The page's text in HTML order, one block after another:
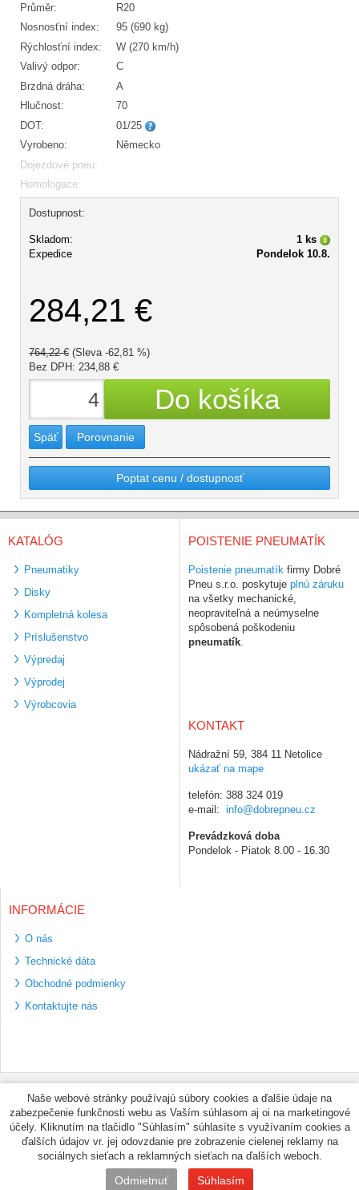
Průměr:
R20
Nosnosťní index:
95 (690 kg)
Rýchlosťní index:
W (270 km/h)
Valivý odpor:
C
Brzdná dráha:
A
Hlučnost:
70
DOT:
01/25
Vyrobeno:
Německo
Dojezdové pneu:
Homologace:
Dostupnost:
Skladom:
1 ks
Expedice
Pondelok 10.8.
284,21 €
764,22 € (Sleva -62,81 %)
Bez DPH: 234,88 €
Späť Porovnanie
Poptat cenu / dostupnosť
KATALÓG
Pneumatiky
Disky
Kompletná kolesa
Príslušenstvo
Výpredaj
Výprodej
Výrobcovia
POISTENIE PNEUMATÍK
Poistenie pneumatík firmy Dobré
Pneu s.r.o. poskytuje plnú záruku
na všetky mechanické,
neopraviteľná a neúmyselne
spôsobená poškodeniu
pneumatík
KONTAKT
Nádražní 59, 384 11 Netolice
ukázať na mape
telefón: 388 324 019
e-mail: info@dobrepneu.cz
Prevádzková doba
Pondelok - Piatok 8.00 - 16.30
INFORMÁCIE
O nás
Technické dáta
Obchodné podmienky
Kontaktujte nás
Bezpečné platební
metody
Využíváme zasílání
PPL
© PNEUMAX.SK 2026 by
Naše webové stránky používajú súbory cookies a ďalšie údaje na
zabezpečenie funkčnosti webu as Vaším súhlasom aj oi na marketingové
účely. Kliknutím na tlačidlo "Súhlasím" súhlasíte s využívaním cookies a
ďalších údajov vr. jej odovzdanie pre zobrazenie cielenej reklamy na
sociálnych sieťach a reklamných sieťach na ďalších weboch.
Odmietnuť Súhlasím